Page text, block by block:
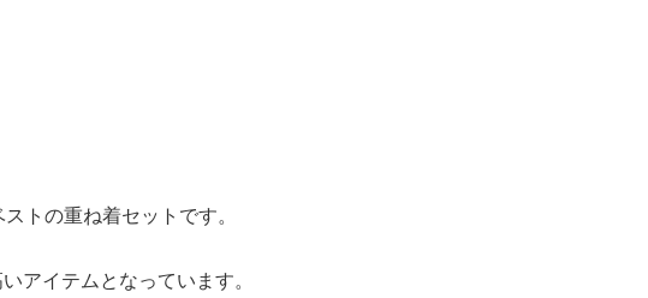
トの重ね着セットです。
アイテムとなっています。